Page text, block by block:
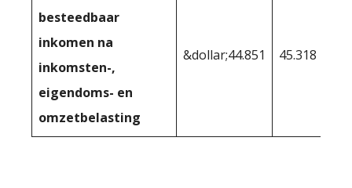
besteedbaar
inkomen na
inkomsten-,
eigendoms- en
omzetbelasting
&dollar;44.851 45.318